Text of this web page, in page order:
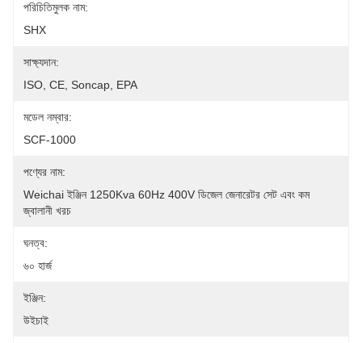
পরিচিতিমুলক নাম:
SHX
সাক্ষ্যদান:
ISO, CE, Soncap, EPA
মডেল নম্বার:
SCF-1000
পণ্যের নাম:
Weichai ইঞ্জিন 1250Kva 60Hz 400V ডিজেল জেনারেটর সেট এবং কম
জ্বালানী খরচ
ঘনত্ব:
৬০ হার্জ
ইঞ্জিন:
উইচাই